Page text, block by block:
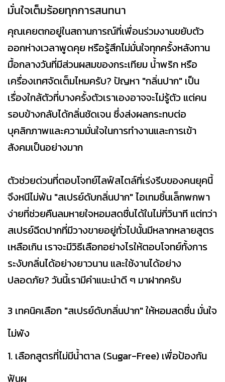
มั่นใจเต็มร้อยทุกการสนทนา
คุณเคยตกอยู่ในสถานการณ์ที่เพื่อนร่วมงานขยับตัว
ออกห่างเวลาพูดคุย หรือรู้สึกไม่มั่นใจทุกครั้งหลังทาน
มื้อกลางวันที่มีส่วนผสมของกระเทียม น้ำพริก หรือ
เครื่องเทศจัดเต็มไหมครับ? ปัญหา "กลิ่นปาก" เป็น
เรื่องใกล้ตัวที่บางครั้งตัวเราเองอาจจะไม่รู้ตัว แต่คน
รอบข้างกลับได้กลิ่นชัดเจน ซึ่งส่งผลกระทบต่อ
บุคลิกภาพและความมั่นใจในการทำงานและการเข้า
สังคมเป็นอย่างมาก
ตัวช่วยด่วนที่ตอบโจทย์ไลฟ์สไตล์ที่เร่งรีบของคนยุคนี้
จึงหนีไม่พ้น "สเปรย์ดับกลิ่นปาก" ไอเทมชิ้นเล็กพกพา
ง่ายที่ช่วยคืนลมหายใจหอมสดชื่นได้ในไม่กี่วินาที แต่ทว่า
สเปรย์ฉีดปากที่มีวางขายอยู่ทั่วไปนั้นมีหลากหลายสูตร
เหลือเกิน เราจะมีวิธีเลือกอย่างไรให้ตอบโจทย์ทั้งการ
ระงับกลิ่นได้อย่างยาวนาน และใช้งานได้อย่าง
ปลอดภัย? วันนี้เรามีคำแนะนำดี ๆ มาฝากครับ
3 เทคนิคเลือก "สเปรย์ดับกลิ่นปาก" ให้หอมสดชื่น มั่นใจ
ไม่พัง
1. เลือกสูตรที่ไม่มีน้ำตาล (Sugar-Free) เพื่อป้องกัน
ฟันผุ